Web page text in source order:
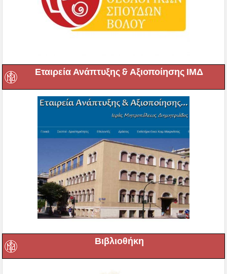
Εταιρεία Ανάπτυξης & Αξιοποίησης ΙΜΔ
Βιβλιοθήκη